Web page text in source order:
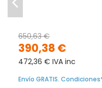
390,38 €
650,63 €
472,36 € IVA inc
Envío GRATIS.